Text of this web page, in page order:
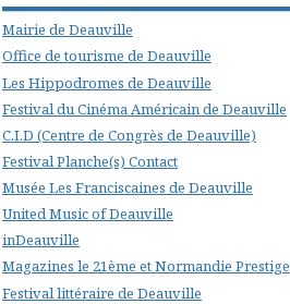
Mairie de Deauville
Office de tourisme de Deauville
Les Hippodromes de Deauville
Festival du Cinéma Américain de Deauville
C.I.D (Centre de Congrès de Deauville)
Festival Planche(s) Contact
Musée Les Franciscaines de Deauville
United Music of Deauville
inDeauville
Magazines le 21ème et Normandie Prestige
Festival littéraire de Deauville